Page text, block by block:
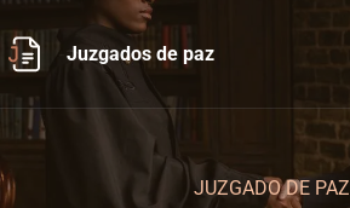
al
contenido
Juzgados de paz
JUZGADO DE PAZ